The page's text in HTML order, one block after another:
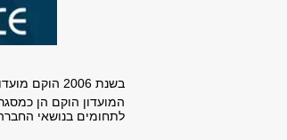
בשנת 2006 הוקם מועדון הבוגרים של בית-הספר למדעי המחשב באוניברסיטת תל-אביב.
המועדון הוקם הן
לתחומים בנושאי